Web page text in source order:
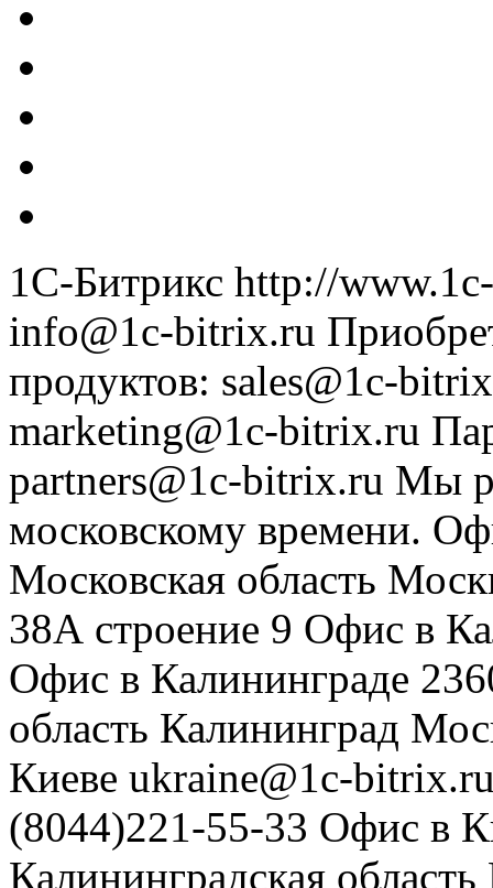
1С-Битрикс http://
info@1c-bitrix.ru
продуктов: sales@1c-
marketing@1c-bitrix.ru
partners@1c-bitrix.ru Мы
московскому времени.
Московская область
38А строение 9 Офис в
Офис в Калининграде
область Калининград
Киеве ukraine@1c-
(8044)221-55-33 Офис в
Калининградская область